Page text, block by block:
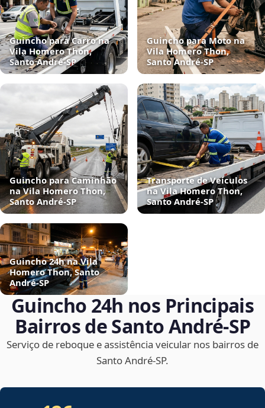
Guincho para Carro na
Vila Homero Thon,
Santo André‑SP
Guincho para Moto na
Vila Homero Thon,
Santo André‑SP
Guincho para Caminhão
na Vila Homero Thon,
Santo André‑SP
Transporte de Veículos
na Vila Homero Thon,
Santo André‑SP
Guincho 24h na Vila
Homero Thon, Santo
André‑SP
Guincho 24h nos Principais
Bairros de Santo André‑SP
Serviço de reboque e assistência veicular nos bairros de
Santo André‑SP.